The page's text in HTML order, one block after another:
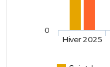
Hiver 2025
0